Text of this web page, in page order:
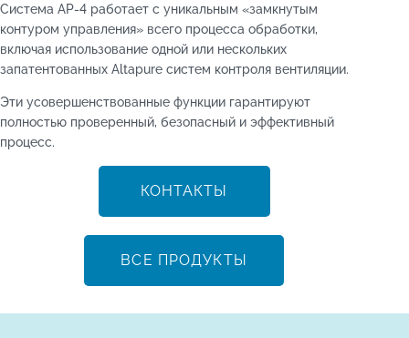
Система AP-4 работает с уникальным «замкнутым
контуром управления» всего процесса обработки,
включая использование одной или нескольких
запатентованных Altapure систем контроля вентиляции.
Эти усовершенствованные функции гарантируют
полностью проверенный, безопасный и эффективный
процесс.
КОНТАКТЫ
ВСЕ ПРОДУКТЫ